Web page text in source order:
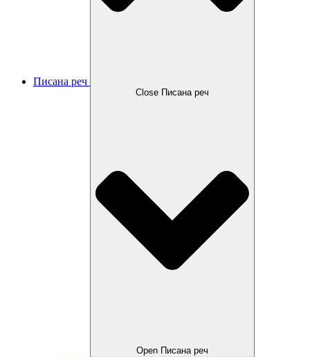
Писана реч
Close Писана реч
Open Писана реч